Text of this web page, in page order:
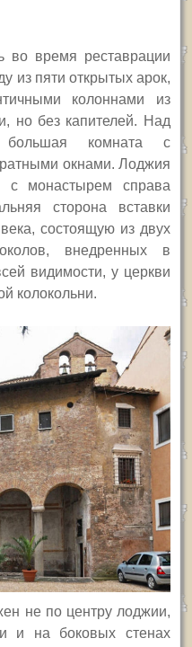
во время реставрации
из пяти открытых арок,
колоннами из
но без капителей. Над
большая комната с
окнами. Лоджия
с монастырем справа
сторона вставки
состоящую из двух
внедренных в
видимости, у церкви
колокольни.
не по центру лоджии,
и на боковых стенах